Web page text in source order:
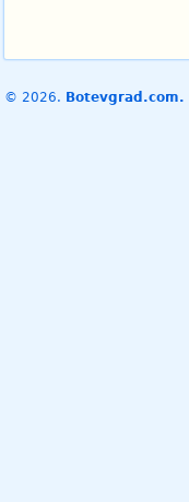
© 2026. Botevgrad.com.